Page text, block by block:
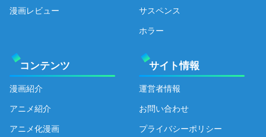
漫画レビュー サスペンス
ホラー
コンテンツ
漫画紹介
アニメ紹介
アニメ化漫画
サイト情報
運営者情報
お問い合わせ
プライバシーポリシー